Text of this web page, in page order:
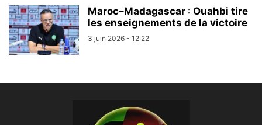
Maroc–Madagascar : Ouahbi tire
les enseignements de la victoire
3 juin 2026 - 12:22